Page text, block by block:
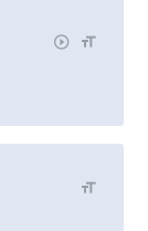
 
